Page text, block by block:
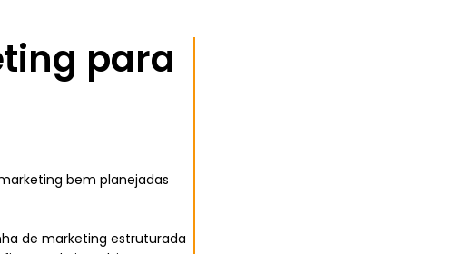
para
bem planejadas
de marketing estruturada